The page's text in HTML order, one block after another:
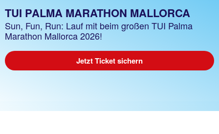
TUI PALMA MARATHON MALLORCA
Sun, Fun, Run: Lauf mit beim großen TUI Palma
Marathon Mallorca 2026!
Jetzt Ticket sichern